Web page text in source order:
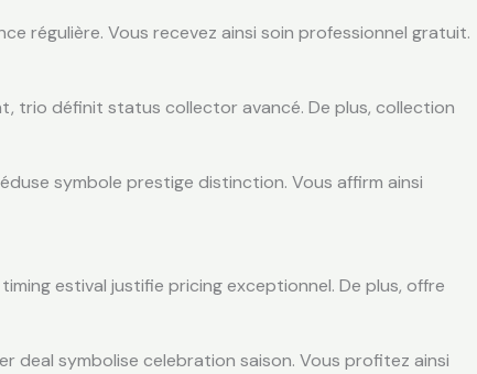
régulière. Vous recevez ainsi soin professionnel gratuit.
trio définit status collector avancé. De plus, collection
symbole prestige distinction. Vous affirm ainsi
estival justifie pricing exceptionnel. De plus, offre
deal symbolise celebration saison. Vous profitez ainsi